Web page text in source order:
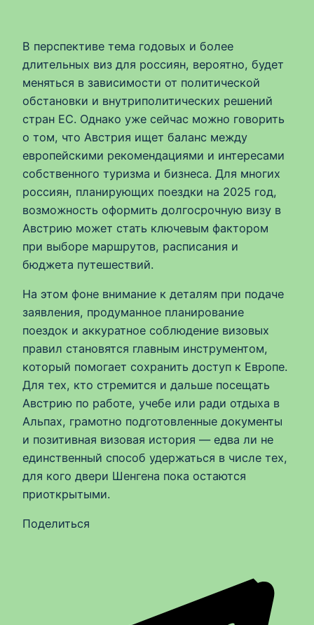
В перспективе тема годовых и более
длительных виз для россиян, вероятно, будет
меняться в зависимости от политической
обстановки и внутриполитических решений
стран ЕС. Однако уже сейчас можно говорить
о том, что Австрия ищет баланс между
европейскими рекомендациями и интересами
собственного туризма и бизнеса. Для многих
россиян, планирующих поездки на 2025 год,
возможность оформить долгосрочную визу в
Австрию может стать ключевым фактором
при выборе маршрутов, расписания и
бюджета путешествий.
На этом фоне внимание к деталям при подаче
заявления, продуманное планирование
поездок и аккуратное соблюдение визовых
правил становятся главным инструментом,
который помогает сохранить доступ к Европе.
Для тех, кто стремится и дальше посещать
Австрию по работе, учебе или ради отдыха в
Альпах, грамотно подготовленные документы
и позитивная визовая история — едва ли не
единственный способ удержаться в числе тех,
для кого двери Шенгена пока остаются
приоткрытыми.
Поделиться